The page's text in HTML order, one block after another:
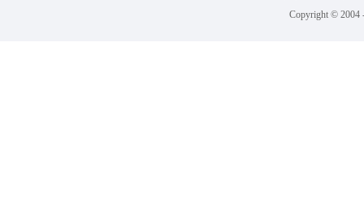
Copyright ©